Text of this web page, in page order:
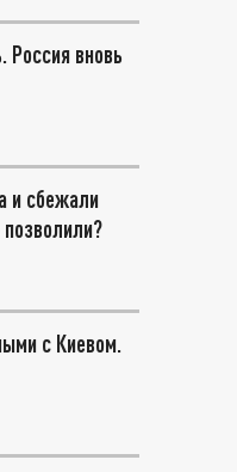
Россия вновь
и сбежали
с Киевом.